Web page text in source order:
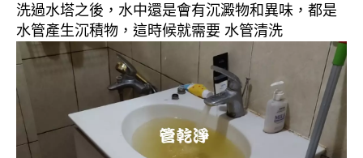
洗過水塔之後，水中還是會有沉澱物和異味，都是
水管產生沉積物，這時候就需要 水管清洗